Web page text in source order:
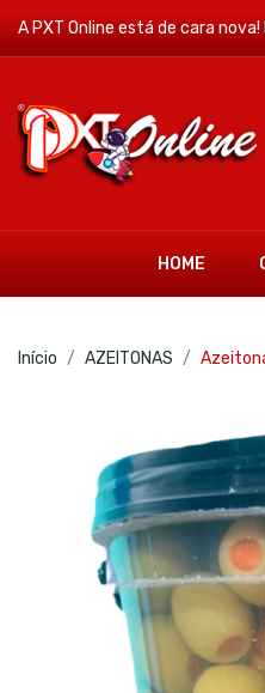
A PXT Online está de cara
HOME
Início AZEITONAS